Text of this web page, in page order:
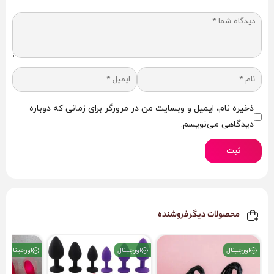
سایز M + کیف مخمل | رنگ دلخواه (صورتی یا قرمز) | آماده ارسال
🟢 قوانین سفارش، ارسال محرمانه و نکات ایمنی
✔️ برای ثبت سفارش فقط کافیست:
1. کد محصول
2. نام شهر
را از طریق واتس‌اپ یا تلگرام ارسال کنید.
کارشناسان ما در سریع‌ترین زمان پاسخگو هستند.
ارسال می‌شوند؛ هیچ شخصی از محتوای بسته مطلع نخواهد شد.
✔️ هزینه پیک در محدوده شهر تهران بسته به مسیر بین ۲۰۰ تا ۳۵۰
هزار تومان است.
✔️ ارسال برای کرج و حومه (اسلامشهر، شهریار، پردیس، رباط کریم،
ذخیره نام، ایمیل و وبسایت من در مرورگر برای زمانی که دوباره
دیدگاهی می‌نویسم.
ثبت
محصولات دیگر فروشنده
اورجینال اورجینال اورجینال